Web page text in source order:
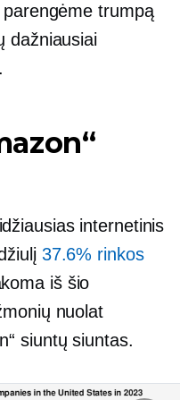
trumpą
dažniausiai
internetinis
37.6% rinkos
iš šio
nuolat
siuntų siuntas.